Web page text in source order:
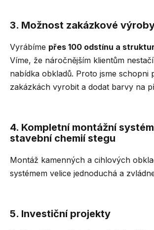
3. Možnost zakázkové
Vyrábíme přes 100 odstínu a struktur
Víme, že náročnějším klientům
nabídka obkladů. Proto jsme schopni
zakázkách vyrobit a dodat barvy na
4. Kompletní montážní
stavební chemií stegu
Montáž kamenných a cihlových
systémem velice jednoduchá a
5. Investiční projekty
č
j
e
m
e